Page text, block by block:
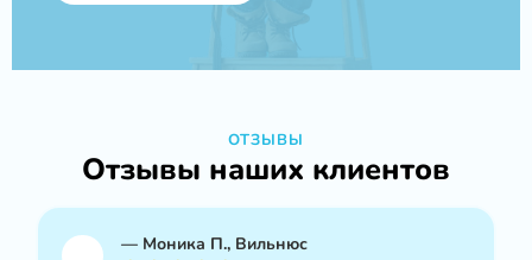
ОТЗЫВЫ
Отзывы наших клиентов
— Моника П., Вильнюс